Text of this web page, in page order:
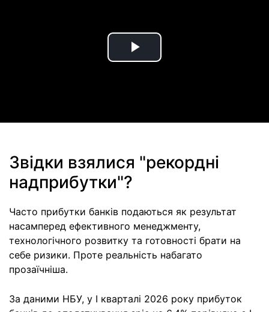
Play
Звідки взялися "рекордні
надприбутки"?
Часто прибутки банків подаються як результат
насамперед ефективного менеджменту,
технологічного розвитку та готовності брати на
себе ризики. Проте реальність набагато
прозаїчніша.
За даними НБУ, у І кварталі 2026 року прибуток